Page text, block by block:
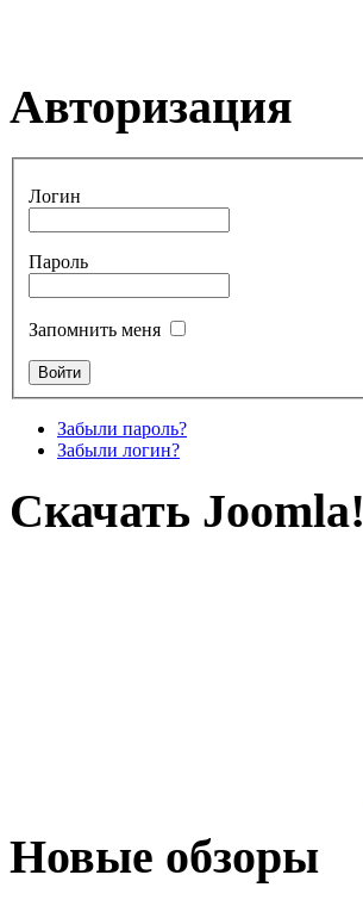
Авторизация
Логин
Пароль
Запомнить меня
Забыли пароль?
Забыли логин?
Скачать Joomla!
Новые обзоры